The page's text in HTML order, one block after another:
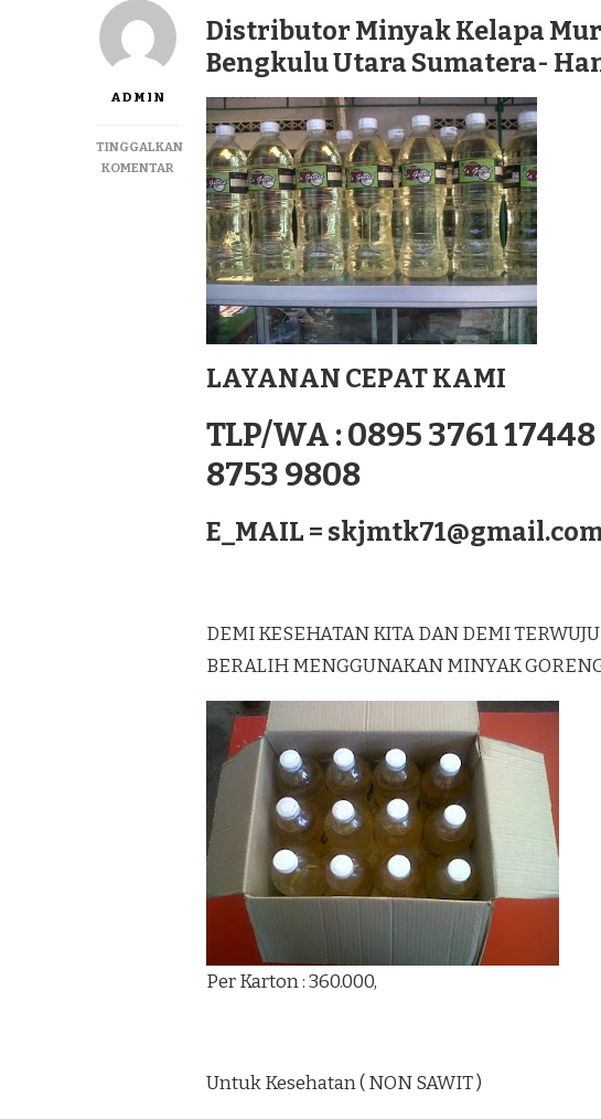
ADMIN
TINGGALKAN
KOMENTARPADA
DISTRIBUTOR
MINYAK
KELAPA
MURNI
LAGUREH
BENGKULU
SUMATERA
Distributor Minyak Kelapa
Bengkulu Utara Sumatera-
LAYANAN CEPAT KAMI
TLP/WA : 0895 3761
8753 9808
E_MAIL =
DEMI KESEHATAN KITA DAN DEMI
BERALIH MENGGUNAKAN MINYAK
Per Karton : 360.000,
Untuk Kesehatan ( NON SAWIT )